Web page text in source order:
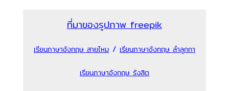
ที่มาของรูปภาพ freepik
เรียนภาษาอังกฤษ สายไหม / เรียนภาษาอังกฤษ ลำลูกกา
เรียนภาษาอังกฤษ รังสิต